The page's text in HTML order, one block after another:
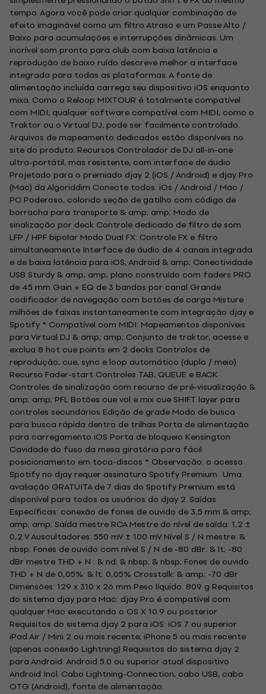
tempo. Agora você pode criar qualquer combinação de
efeito imaginável como um filtro Atraso e um Passe Alto /
Baixo para acumulações e interrupções dinâmicas. Um
incrível som pronto para club com baixa latência e
reprodução de baixo ruído descreve melhor a interface
integrada para todas as plataformas. A fonte de
alimentação incluída carrega seu dispositivo iOS enquanto
mixa. Como o Reloop MIXTOUR é totalmente compatível
com MIDI, qualquer software compatível com MIDI, como o
Traktor ou o Virtual DJ, pode ser facilmente controlado.
Arquivos de mapeamento dedicados estão disponíveis no
site do produto. Recursos Controlador de DJ all-in-one
ultra-portátil, mas resistente, com interface de áudio
Projetado para o premiado djay 2 (iOS / Android) e djay Pro
(Mac) da Algoriddim Conecte todos: iOs / Android / Mac /
PC Poderoso, colorido seção de gatilho com código de
borracha para transporte & amp; amp; Modo de
sinalização por deck Controle dedicado de filtro de som
LFP / HPF bipolar Modo Dual FX: Controle FX e filtro
simultaneamente Interface de áudio de 4 canais integrada
e de baixa latência para iOS, Android & amp; Conectividade
USB Sturdy & amp; amp; plano construído com faders PRO
de 45 mm Gain + EQ de 3 bandas por canal Grande
codificador de navegação com botões de carga Misture
milhões de faixas instantaneamente com integração djay e
Spotify * Compatível com MIDI: Mapeamentos disponíveis
para Virtual DJ & amp; amp; Conjunto de traktor, acesse e
exclua 8 hot cue points em 2 decks Controlos de
reprodução, cue, sync e loop automático (duplo / meio)
Recurso Fader-start Controles TAB, QUEUE e BACK
Controles de sinalização com recurso de pré-visualização &
amp; amp; PFL Botões cue vol e mix cue SHIFT layer para
controles secundários Edição de grade Modo de busca
para busca rápida dentro de trilhas Porta de alimentação
para carregamento iOS Porta de bloqueio Kensington
Cavidade do fuso da mesa giratória para fácil
posicionamento em toca-discos * Observação: o acesso
Spotify no djay requer assinatura Spotify Premium . Uma
avaliação GRATUITA de 7 dias do Spotify Premium está
disponível para todos os usuários do djay 2. Saídas
Específicas: conexão de fones de ouvido de 3,5 mm & amp;
amp; amp; Saída mestre RCA Mestre do nível de saída: 1,2 ±
0,2 V Auscultadores: 550 mV ± 100 mV Nível S / N mestre: &
nbsp; Fones de ouvido com nível S / N de -80 dBr: & lt; -80
dBr mestre THD + N : & nd; & nbsp; & nbsp; Fones de ouvido
THD + N de 0,05%: & lt; 0,05% Crosstalk: & amp; -70 dBr
Dimensões: 129 x 310 x 26 mm Peso líquido: 809 g Requisitos
do sistema djay para Mac: djay Pro é compatível com
qualquer Mac executando o OS X 10.9 ou posterior
Requisitos do sistema djay 2 para iOS: iOS 7 ou superior
iPad Air / Mini 2 ou mais recente; iPhone 5 ou mais recente
(apenas conexão Lightning) Requisitos do sistema djay 2
para Android: Android 5.0 ou superior atual dispositivo
Android Incl. Cabo Lightning-Connection, cabo USB, cabo
OTG (Android), fonte de alimentação.